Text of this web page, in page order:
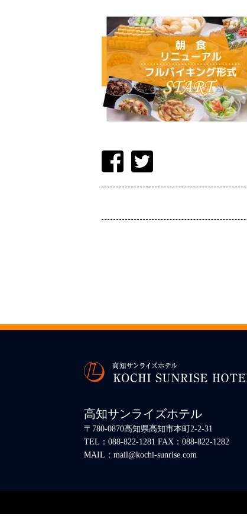
高知サンライズホテル
〒780-0870高知県高知市本町2-2-31
TEL：088-822-1281 FAX：088-822-1282
MAIL：mail@kochi-sunrise.com